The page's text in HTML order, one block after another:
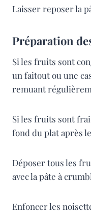
Laisser reposer la
Préparation
Si les fruits sont
un faitout ou une
remuant
Si les fruits sont
fond du plat après
Déposer tous les
avec la pâte à
Enfoncer les